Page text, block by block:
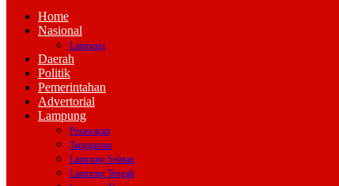
Home
Nasional
Lampung
Daerah
Politik
Pemerintahan
Advertorial
Lampung
Pesawaran
Tanggamus
Lampung Selatan
Lampung Tengah